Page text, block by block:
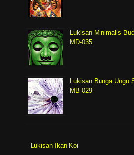
Lukisan Minimalis
MD-035
Lukisan Bunga Ungu
MB-029
Lukisan Ikan Koi